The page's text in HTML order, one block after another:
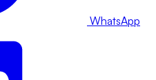
WhatsApp